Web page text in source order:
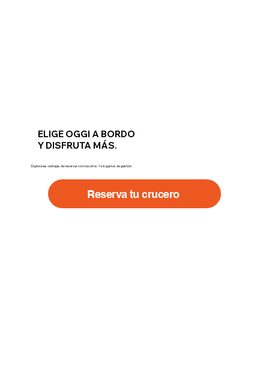
ELIGE OGGI A BORDO
Y DISFRUTA MÁS.
Explora las ventajas de reservar con nosotros. Y sin gastos de gestión.
Reserva tu crucero